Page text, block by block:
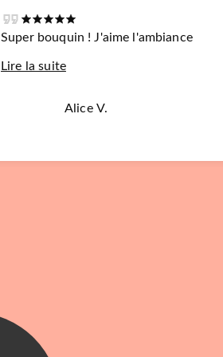
Super bouquin ! J'aime l'ambiance
Lire la suite
Alice V.